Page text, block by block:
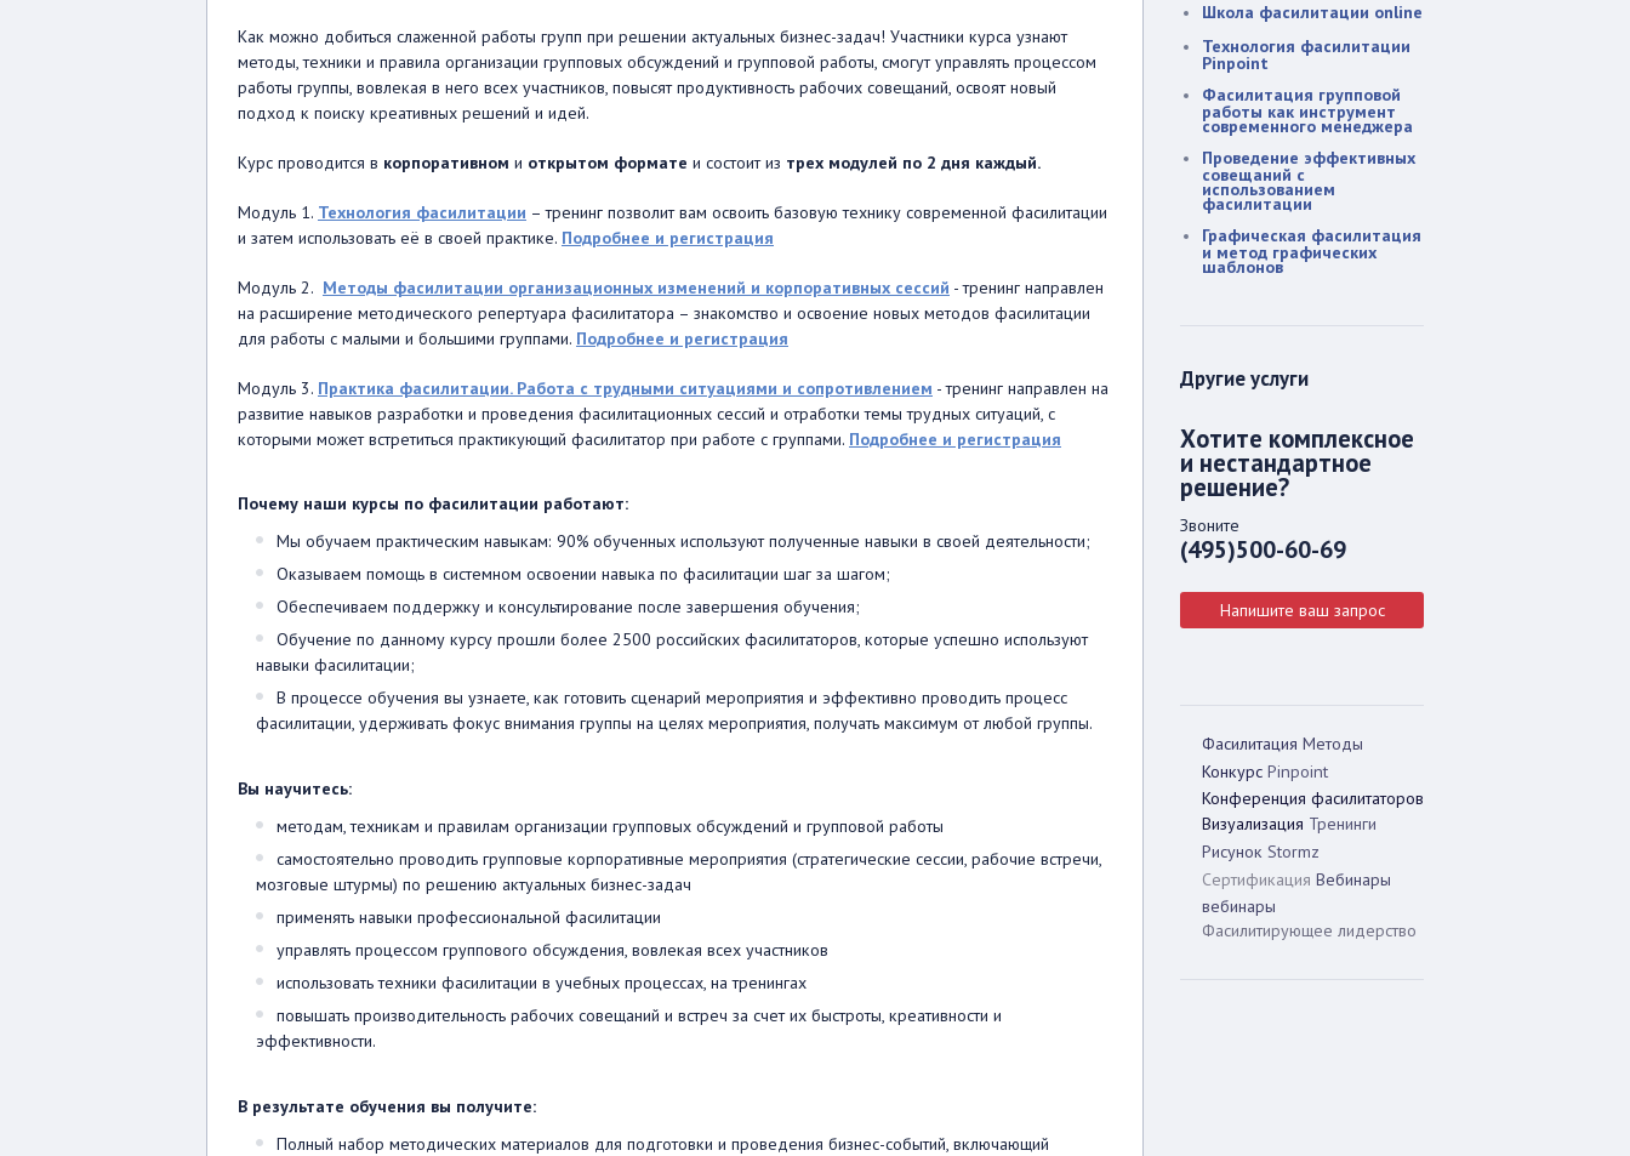
Как можно добиться слаженной работы групп при решении актуальных бизнес-задач! Участники курса узнают
методы, техники и правила организации групповых обсуждений и групповой работы, смогут управлять процессом
работы группы, вовлекая в него всех участников, повысят продуктивность рабочих совещаний, освоят новый
подход к поиску креативных решений и идей.
Курс проводится в корпоративном и открытом формате и состоит из трех модулей по 2 дня каждый.
Модуль 1. Технология фасилитации – тренинг позволит вам освоить базовую технику современной фасилитации
и затем использовать её в своей практике. Подробнее и регистрация
Модуль 2. Методы фасилитации организационных изменений и корпоративных сессий - тренинг направлен
на расширение методического репертуара фасилитатора – знакомство и освоение новых методов фасилитации
для работы с малыми и большими группами. Подробнее и регистрация
Модуль 3. Практика фасилитации. Работа с трудными ситуациями и сопротивлением - тренинг направлен на
развитие навыков разработки и проведения фасилитационных сессий и отработки темы трудных ситуаций, с
которыми может встретиться практикующий фасилитатор при работе с группами. Подробнее и регистрация
Почему наши курсы по фасилитации работают:
Мы обучаем практическим навыкам: 90% обученных используют полученные навыки в своей деятельности;
Оказываем помощь в системном освоении навыка по фасилитации шаг за шагом;
Обеспечиваем поддержку и консультирование после завершения обучения;
Обучение по данному курсу прошли более 2500 российских фасилитаторов, которые успешно используют
навыки фасилитации;
В процессе обучения вы узнаете, как готовить сценарий мероприятия и эффективно проводить процесс
фасилитации, удерживать фокус внимания группы на целях мероприятия, получать максимум от любой группы.
Вы научитесь:
методам, техникам и правилам организации групповых обсуждений и групповой работы
самостоятельно проводить групповые корпоративные мероприятия (стратегические сессии, рабочие встречи,
мозговые штурмы) по решению актуальных бизнес-задач
применять навыки профессиональной фасилитации
управлять процессом группового обсуждения, вовлекая всех участников
использовать техники фасилитации в учебных процессах, на тренингах
повышать производительность рабочих совещаний и встреч за счет их быстроты, креативности и
эффективности.
В результате обучения вы получите:
Полный набор методических материалов для подготовки и проведения бизнес-событий, включающий
Школа фасилитации online
Технология фасилитации
Pinpoint
Фасилитация групповой
работы как инструмент
современного менеджера
Проведение эффективных
совещаний с
использованием
фасилитации
Графическая фасилитация
и метод графических
шаблонов
Другие услуги
Хотите комплексное
и нестандартное
решение?
Звоните
(495)500-60-69
Напишите ваш запрос
Фасилитация Методы
Конкурс Pinpoint
Конференция фасилитаторов
Визуализация Тренинги
Рисунок Stormz
Сертификация Вебинары
вебинары
Фасилитирующее лидерство